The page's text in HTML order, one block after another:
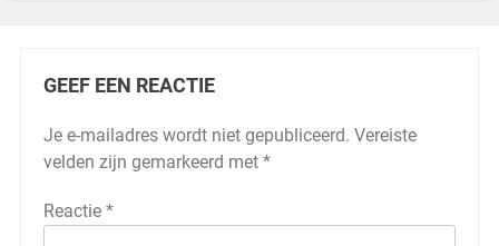
GEEF EEN REACTIE
Je e-mailadres wordt niet gepubliceerd. Vereiste
velden zijn gemarkeerd met *
Reactie *